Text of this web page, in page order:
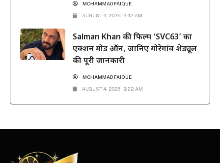
MOHAMMAD FAIQUE
AUGUST 4, 2026 | 9:42 AM
Salman Khan की फिल्म ‘SVC63’ का
एक्शन मोड ऑन, जानिए गोरेगांव शेड्यूल
की पूरी जानकारी
MOHAMMAD FAIQUE
AUGUST 4, 2026 | 9:22 AM